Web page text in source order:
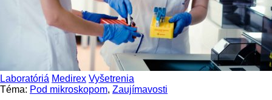
Laboratóriá Medirex Vyšetrenia
Téma: Pod mikroskopom, Zaujímavosti